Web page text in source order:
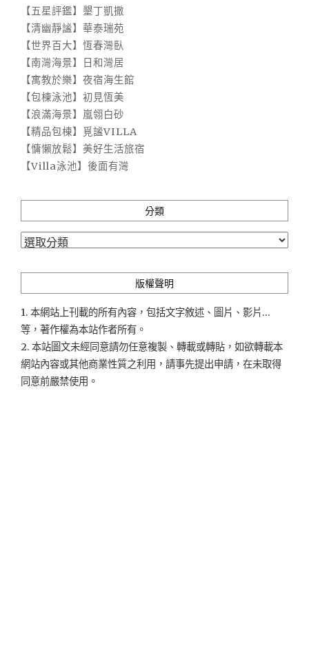
【五星評鑑】墾丁凱撒
【清幽靜謐】華泰瑞苑
【世界百大】恆春灣臥
【南灣海景】日和灣居
【寓教於樂】夜宿海生館
【包棟泳池】初見恆美
【浪滿海景】嵐翎白砂
【精品包棟】覓謐VILLA
【慵懶放鬆】美好生活旅宿
【Villa泳池】後面有灣
分類
分
版權聲明
1. 本網站上刊載的所有內容，包括文字敘述、圖片、影片...
等，著作權為本站作者所有。
2. 本站圖文未經同意請勿任意複製、轉載或轉貼，如欲轉載本
網站內容或其他商業性質之利用，請事先提出申請，在未取得
同意前嚴禁使用。